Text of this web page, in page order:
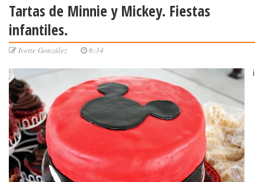
Tartas de Minnie y Mickey. Fiestas
infantiles.
Ivette González 6:34
¡